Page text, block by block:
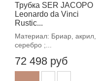
Трубка SER JACOPO
Leonardo da Vinci
Rustic...
Материал: Бриар, акрил,
серебро ;...
72 498 руб